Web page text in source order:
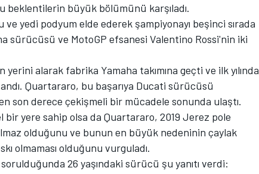
beklentilerin büyük bölümünü karşıladı.
yedi podyum elde ederek şampiyonayı beşinci sırada
sürücüsü ve MotoGP efsanesi Valentino Rossi'nin iki
alarak fabrika Yamaha takımına geçti ve ilk yılında
Quartararo, bu başarıya Ducati sürücüsü
son derece çekişmeli bir mücadele sonunda ulaştı.
yere sahip olsa da Quartararo, 2019 Jerez pole
olduğunu ve bunun en büyük nedeninin çaylak
olmaması olduğunu vurguladı.
26 yaşındaki sürücü şu yanıtı verdi: